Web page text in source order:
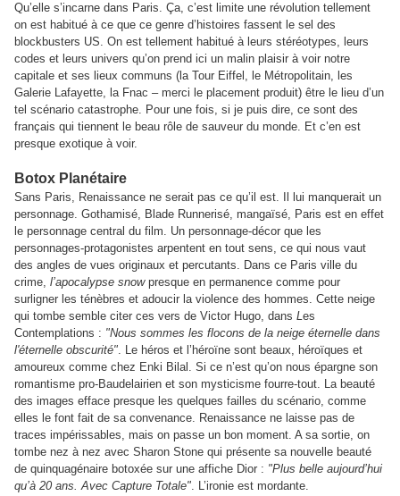
Qu’elle s’incarne dans Paris. Ça, c’est limite une révolution tellement
on est habitué à ce que ce genre d’histoires fassent le sel des
blockbusters US. On est tellement habitué à leurs stéréotypes, leurs
codes et leurs univers qu’on prend ici un malin plaisir à voir notre
capitale et ses lieux communs (la Tour Eiffel, le Métropolitain, les
Galerie Lafayette, la Fnac – merci le placement produit) être le lieu d’un
tel scénario catastrophe. Pour une fois, si je puis dire, ce sont des
français qui tiennent le beau rôle de sauveur du monde. Et c’en est
presque exotique à voir.
Botox Planétaire
Sans Paris, Renaissance ne serait pas ce qu’il est. Il lui manquerait un
personnage. Gothamisé, Blade Runnerisé, mangaïsé, Paris est en effet
le personnage central du film. Un personnage-décor que les
personnages-protagonistes arpentent en tout sens, ce qui nous vaut
des angles de vues originaux et percutants. Dans ce Paris ville du
crime, l’apocalypse snowpresque en permanence comme pour
surligner les ténèbres et adoucir la violence des hommes. Cette neige
qui tombe semble citer ces vers de Victor Hugo, dans Les
Contemplations : "Nous sommes les flocons de la neige éternelle dans
l'éternelle obscurité". Le héros et l’héroïne sont beaux, héroïques et
amoureux comme chez Enki Bilal. Si ce n’est qu’on nous épargne son
romantisme pro-Baudelairien et son mysticisme fourre-tout. La beauté
des images efface presque les quelques failles du scénario, comme
elles le font fait de sa convenance. Renaissance ne laisse pas de
traces impérissables, mais on passe un bon moment. A sa sortie, on
tombe nez à nez avec Sharon Stone qui présente sa nouvelle beauté
de quinquagénaire botoxée sur une affiche Dior : "Plus belle aujourd’hui
qu’à 20 ans. Avec Capture Totale". L’ironie est mordante.